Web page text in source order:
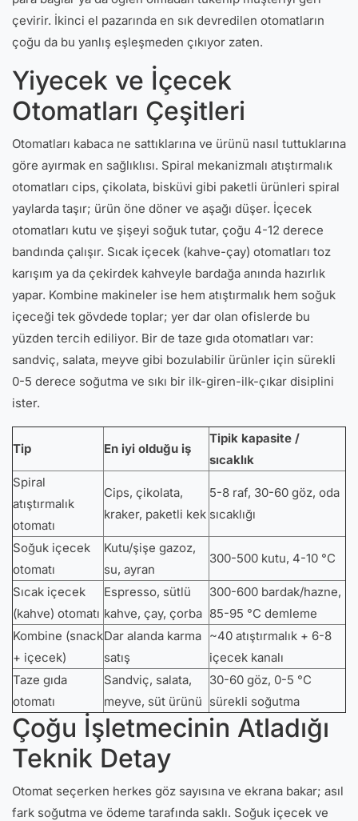
çevirir. İkinci el pazarında en sık devredilen otomatların
çoğu da bu yanlış eşleşmeden çıkıyor zaten.
Yiyecek ve İçecek
Otomatları Çeşitleri
Otomatları kabaca ne sattıklarına ve ürünü nasıl tuttuklarına
göre ayırmak en sağlıklısı. Spiral mekanizmalı atıştırmalık
otomatları cips, çikolata, bisküvi gibi paketli ürünleri spiral
yaylarda taşır; ürün öne döner ve aşağı düşer. İçecek
otomatları kutu ve şişeyi soğuk tutar, çoğu 4-12 derece
bandında çalışır. Sıcak içecek (kahve-çay) otomatları toz
karışım ya da çekirdek kahveyle bardağa anında hazırlık
yapar. Kombine makineler ise hem atıştırmalık hem soğuk
içeceği tek gövdede toplar; yer dar olan ofislerde bu
yüzden tercih ediliyor. Bir de taze gıda otomatları var:
sandviç, salata, meyve gibi bozulabilir ürünler için sürekli
0-5 derece soğutma ve sıkı bir ilk-giren-ilk-çıkar disiplini
ister.
Tip En iyi olduğu iş
Tipik kapasite /
sıcaklık
Spiral
atıştırmalık
otomatı
Cips, çikolata,
kraker, paketli kek
5-8 raf, 30-60 göz, oda
sıcaklığı
Soğuk içecek
otomatı
Kutu/şişe gazoz,
su, ayran
300-500 kutu, 4-10 °C
Sıcak içecek
(kahve) otomatı
Espresso, sütlü
kahve, çay, çorba
300-600 bardak/hazne,
85-95 °C demleme
Kombine (snack
+ içecek)
Dar alanda karma
satış
~40 atıştırmalık + 6-8
içecek kanalı
Taze gıda
otomatı
Sandviç, salata,
meyve, süt ürünü
30-60 göz, 0-5 °C
sürekli soğutma
Çoğu İşletmecinin Atladığı
Teknik Detay
Otomat seçerken herkes göz sayısına ve ekrana bakar; asıl
fark soğutma ve ödeme tarafında saklı. Soğuk içecek ve